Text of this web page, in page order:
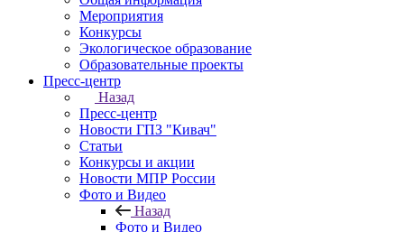
Мероприятия
Конкурсы
Экологическое образование
Образовательные проекты
Пресс-центр
Назад
Пресс-центр
Новости ГПЗ "Кивач"
Статьи
Конкурсы и акции
Новости МПР России
Фото и Видео
Назад
Фото и Видео